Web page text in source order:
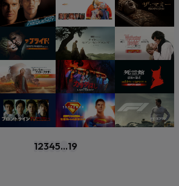
12345...19